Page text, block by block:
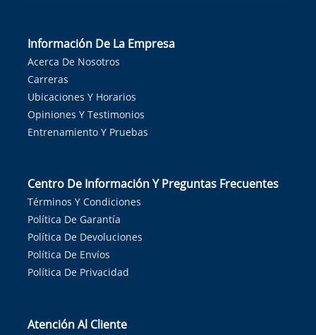
Información De La Empresa
Acerca De Nosotros
Carreras
Ubicaciones Y Horarios
Opiniones Y Testimonios
Entrenamiento Y Pruebas
Centro De Información Y Preguntas Frecuentes
Términos Y Condiciones
Política De Garantía
Política De Devoluciones
Política De Envíos
Política De Privacidad
Atención Al Cliente